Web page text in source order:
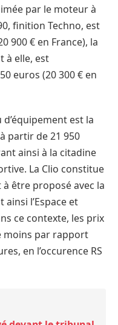
par le moteur à
finition Techno, est
900 € en France), la
à elle, est
euros (20 300 € en
est la
partir de 21 950
ainsi à la citadine
La Clio constitue
être proposé avec la
l’Espace et
ce contexte, les prix
moins par rapport
en l’occurence RS